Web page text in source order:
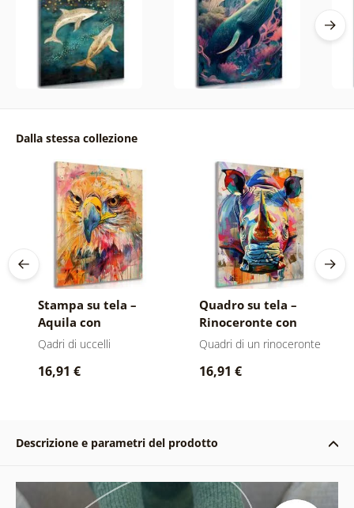
Dalla stessa collezione
Stampa su tela –
Aquila con
imitazione di
Qadri di uccelli
16,91 €
Quadro su tela –
Rinoceronte con
imitazione di
Quadri di un rinoceronte
16,91 €
Descrizione e parametri del prodotto